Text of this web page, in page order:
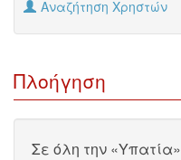
Αναζήτηση Χρηστών
Πλοήγηση
Σε όλη την «Υπατία»